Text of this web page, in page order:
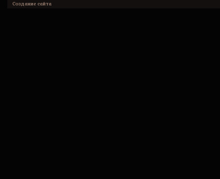
Создание сайта